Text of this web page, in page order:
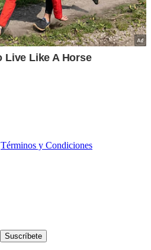
Términos y Condiciones
Suscríbete